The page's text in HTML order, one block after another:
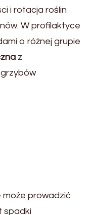
i rotacja roślin
W profilaktyce
o różnej grupie
z
może prowadzić
spadki